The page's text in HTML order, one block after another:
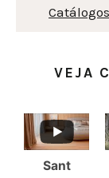
VEJA
Sant